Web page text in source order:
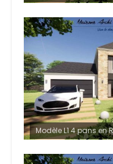
Modèle L1 4 pans en